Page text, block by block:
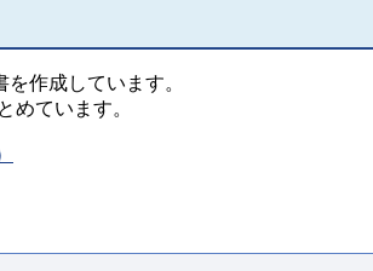
作成しています。
めています。